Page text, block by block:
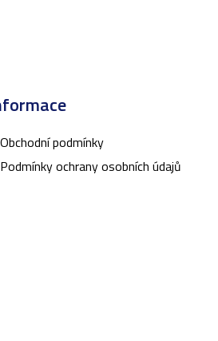
Obchodní podmínky
Podmínky ochrany osobních údajů